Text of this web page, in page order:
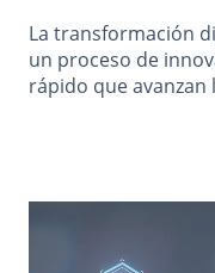
La transformación
un proceso de
rápido que avanzan